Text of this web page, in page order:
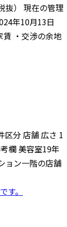
抜） 現在の管理
年10月13日
賃 ・交渉の余地
分 店舗 広さ 1
欄 美容室19年
ョン一階の店舗
す。